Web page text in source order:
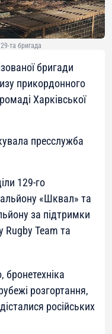
та бригада
бригади
прикордонного
Харківської
пресслужба
129-го
«Шквал» та
за підтримки
Rugby Team та
розгортання,
російських